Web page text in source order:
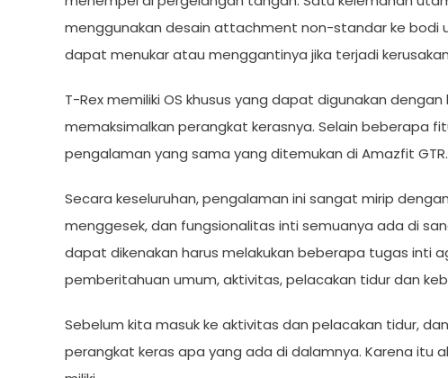
menggunakan desain attachment non-standar ke bodi
dapat menukar atau menggantinya jika terjadi
T-Rex memiliki OS khusus yang dapat digunakan
memaksimalkan perangkat kerasnya. Selain beberapa
pengalaman yang sama yang ditemukan di Amazfit GTR.
Secara keseluruhan, pengalaman ini sangat mirip
menggesek, dan fungsionalitas inti semuanya ada di
dapat dikenakan harus melakukan beberapa tugas inti
pemberitahuan umum, aktivitas, pelacakan tidur dan
Sebelum kita masuk ke aktivitas dan pelacakan tidur,
perangkat keras apa yang ada di dalamnya. Karena itu